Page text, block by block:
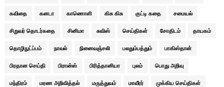
கவிதை கனடா காணொளி கிசு கிசு குட்டி கதை சமையல்
சிறுவர் தொடர்கதை சினிமா சுவிஸ் செய்திகள் சோதிடம் தாயகம்
தொழிநுட்ப்பம் நாவல் நினைவஞ்சலி பலதும்பத்தும் பாகிஸ்தான்
பிரதான செய்தி பிரான்ஸ் பிரித்தானியா புலம் பொது அறிவு
மந்திரம் மரண அறிவித்தல் மருத்துவம் மாவீரர் முக்கிய செய்திகள்